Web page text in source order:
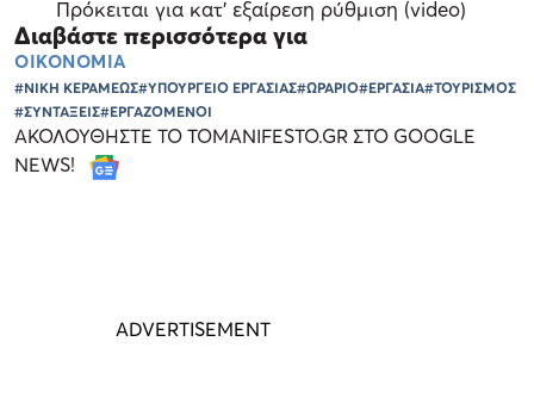
Πρόκειται για κατ’ εξαίρεση ρύθμιση (video)
Διαβάστε περισσότερα για
ΟΙΚΟΝΟΜΙΑ
#ΝΙΚΗ ΚΕΡΑΜΕΩΣ#ΥΠΟΥΡΓΕΙΟ ΕΡΓΑΣΙΑΣ#ΩΡΑΡΙΟ#ΕΡΓΑΣΙΑ#ΤΟΥΡΙΣΜΟΣ
#ΣΥΝΤΑΞΕΙΣ#ΕΡΓΑΖΟΜΕΝΟΙ
ΑΚΟΛΟΥΘΗΣΤΕ ΤΟ TOMANIFESTO.GR ΣΤΟ GOOGLE
NEWS!